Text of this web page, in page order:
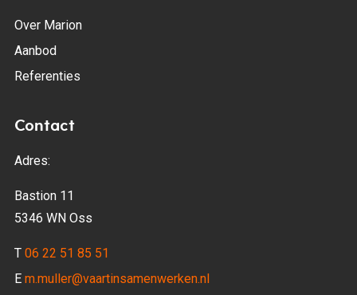
Over Marion
Aanbod
Referenties
Contact
Adres:
Bastion 11
5346 WN Oss
T 06 22 51 85 51
E m.muller@vaartinsamenwerken.nl